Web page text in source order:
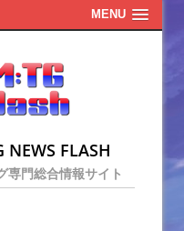
MENU
NEWS FLASH
専門総合情報サイト